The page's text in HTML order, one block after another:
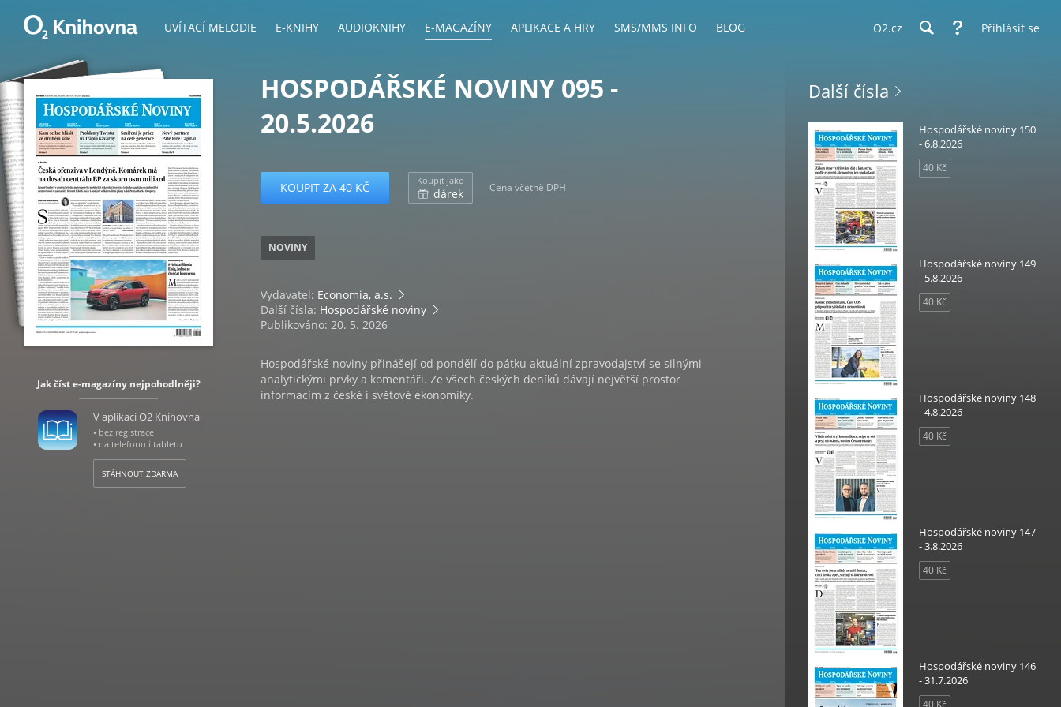
UVÍTACÍ MELODIE E-KNIHY AUDIOKNIHY E-MAGAZÍNY APLIKACE A HRY SMS/MMS INFO BLOG O2.cz Přihlásit se
Jak číst e-magazíny nejpohodlněji?
V aplikaci O2 Knihovna
• bez registrace
• na telefonu i tabletu
STÁHNOUT ZDARMA
HOSPODÁŘSKÉ NOVINY 095 -
20.5.2026
KOUPIT ZA 40 KČ Koupit jako
dárek Cena včetně DPH
NOVINY
Vydavatel: Economia, a.s.
Další čísla: Hospodářské noviny
Publikováno: 20. 5. 2026
Hospodářské noviny přinášejí od pondělí do pátku aktuální zpravodajství se silnými
analytickými prvky a komentáři. Ze všech českých deníků dávají největší prostor
informacím z české i světové ekonomiky.
Další čísla
Hospodářské noviny 150
- 6.8.2026
40 Kč
Hospodářské noviny 149
- 5.8.2026
40 Kč
Hospodářské noviny 148
- 4.8.2026
40 Kč
Hospodářské noviny 147
- 3.8.2026
40 Kč
Hospodářské noviny 146
- 31.7.2026
40 Kč